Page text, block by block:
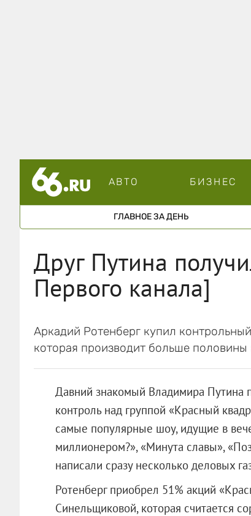
АВТО БИЗНЕС
ГЛАВНОЕ ЗА ДЕНЬ
Друг Путина
Первого канала]
Аркадий Ротенберг купил
которая производит больше половины
Давний знакомый Владимира Путина
контроль над группой «Красный
самые популярные шоу, идущие в
миллионером?», «Минута славы»,
написали сразу несколько деловых
Ротенберг приобрел 51% акций
Синельщиковой, которая считается